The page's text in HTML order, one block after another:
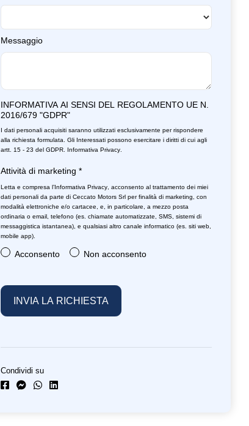
Messaggio
INFORMATIVA AI SENSI DEL REGOLAMENTO UE N.
2016/679 "GDPR"
I dati personali acquisiti saranno utilizzati esclusivamente per rispondere
alla richiesta formulata. Gli Interessati possono esercitare i diritti di cui agli
artt. 15 - 23 del GDPR. Informativa Privacy
Attività di marketing *
Letta e compresa l’Informativa Privacy , acconsento al trattamento dei miei
dati personali da parte di Ceccato Motors Srl per finalità di marketing, con
modalità elettroniche e/o cartacee, e, in particolare, a mezzo posta
ordinaria o email, telefono (es. chiamate automatizzate, SMS, sistemi di
messaggistica istantanea), e qualsiasi altro canale informatico (es. siti web,
mobile app).
Acconsento Non acconsento
Condividi su